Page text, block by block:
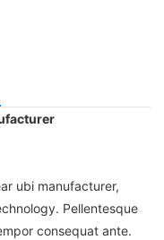
ubi manufacturer,
Pellentesque
consequat ante.